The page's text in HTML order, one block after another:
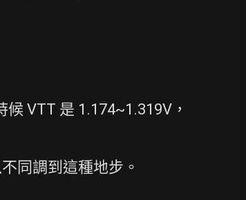
VTT 是 1.174~1.319V，
同調到這種地步。